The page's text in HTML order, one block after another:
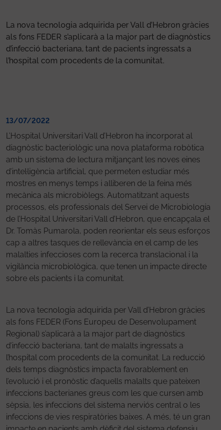
La nova tecnologia adquirida per Vall d’Hebron gràcies
als fons FEDER s’aplicarà a la major part de diagnòstics
d’infecció bacteriana, tant de pacients ingressats a
l’hospital com procedents de la comunitat.
13/07/2022
L’Hospital Universitari Vall d’Hebron ha incorporat al
diagnòstic bacteriològic una nova plataforma robòtica
amb un sistema de lectura mitjançant les noves eines
d’intel·ligència artificial, que permeten estudiar més
mostres en menys temps i alliberen de la feina més
mecànica als microbiòlegs. Automatitzant aquests
processos, els professionals del Servei de Microbiologia
de l’Hospital Universitari Vall d’Hebron, que encapçala el
Dr. Tomàs Pumarola, poden reorientar els seus esforços
cap a altres tasques de rellevància en el camp de les
malalties infeccioses com la recerca translacional i la
vigilància microbiològica, que tenen un impacte directe
sobre els pacients i la comunitat.
La nova tecnologia adquirida per Vall d’Hebron gràcies
als fons FEDER (Fons Europeu de Desenvolupament
Regional) s’aplicarà a la major part de diagnòstics
d’infecció bacteriana, tant de malalts ingressats a
l’hospital com procedents de la comunitat. La reducció
dels temps diagnòstics impacta favorablement en
l’evolució i el pronòstic d’aquells malalts que pateixen
infeccions bacterianes greus com les que cursen amb
sèpsia, les infeccions del sistema nerviós central o les
infeccions de vies respiratòries baixes. A més, té un gran